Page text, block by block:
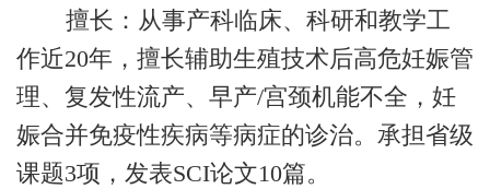
擅长：从事产科临床、科研和教学工
作近20年，擅长辅助生殖技术后高危妊娠管
理、复发性流产、早产/宫颈机能不全，妊
娠合并免疫性疾病等病症的诊治。承担省级
课题3项，发表SCI论文10篇。